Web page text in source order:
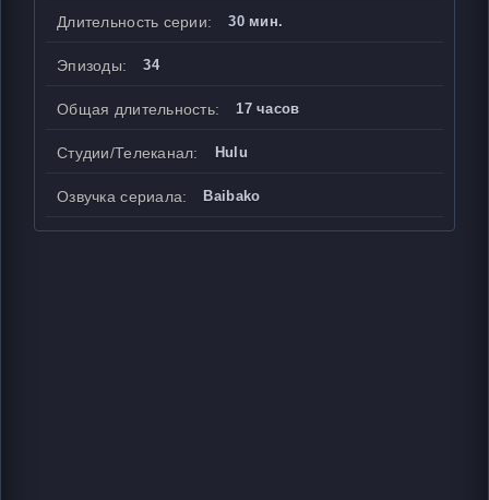
Длительность серии: 30 мин.
Эпизоды: 34
Общая длительность: 17 часов
Студии/Телеканал: Hulu
Озвучка сериала: Baibako